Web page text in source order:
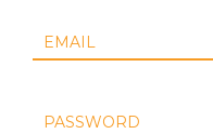
EMAIL
PASSWORD